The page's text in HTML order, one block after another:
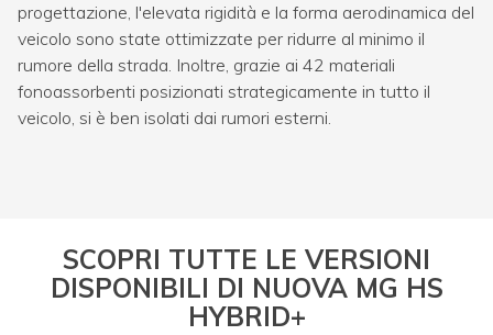
progettazione, l'elevata rigidità e la forma aerodinamica del
veicolo sono state ottimizzate per ridurre al minimo il
rumore della strada. Inoltre, grazie ai 42 materiali
fonoassorbenti posizionati strategicamente in tutto il
veicolo, si è ben isolati dai rumori esterni.
SCOPRI TUTTE LE VERSIONI
DISPONIBILI DI NUOVA MG HS
HYBRID+